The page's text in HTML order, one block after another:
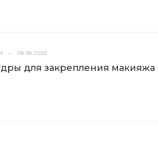
— 08.06.2022
для закрепления макияжа